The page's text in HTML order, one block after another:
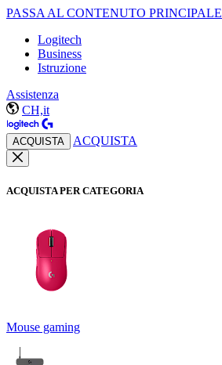
PASSA AL CONTENUTO PRINCIPALE
Logitech
Business
Istruzione
Assistenza
CH,it
ACQUISTA ACQUISTA
ACQUISTA PER CATEGORIA
Mouse gaming